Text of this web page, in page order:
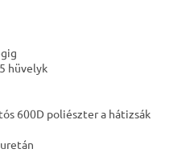
hüvelyk
600D poliészter a hátizsák